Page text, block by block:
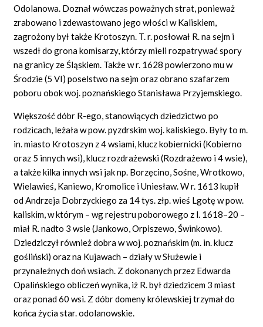
Odolanowa. Doznał wówczas poważnych strat, ponieważ
zrabowano i zdewastowano jego włości w Kaliskiem,
zagrożony był także Krotoszyn. T. r. posłował R. na sejm i
wszedł do grona komisarzy, którzy mieli rozpatrywać spory
na granicy ze Śląskiem. Także w r. 1628 powierzono mu w
Środzie (5 VI) poselstwo na sejm oraz obrano szafarzem
poboru obok woj. poznańskiego Stanisława Przyjemskiego.
Większość dóbr R-ego, stanowiących dziedzictwo po
rodzicach, leżała w pow. pyzdrskim woj. kaliskiego. Były to m.
in. miasto Krotoszyn z 4 wsiami, klucz kobiernicki (Kobierno
oraz 5 innych wsi), klucz rozdrażewski (Rozdrażewo i 4 wsie),
a także kilka innych wsi jak np. Borzęcino, Sośne, Wrotkowo,
Wielawieś, Kaniewo, Kromolice i Uniesław. W r. 1613 kupił
od Andrzeja Dobrzyckiego za 14 tys. złp. wieś Lgotę w pow.
kaliskim, w którym – wg rejestru poborowego z l. 1618–20 –
miał R. nadto 3 wsie (Jankowo, Orpiszewo, Świnkowo).
Dziedziczył również dobra w woj. poznańskim (m. in. klucz
gośliński) oraz na Kujawach – działy w Służewie i
przynależnych doń wsiach. Z dokonanych przez Edwarda
Opalińskiego obliczeń wynika, iż R. był dziedzicem 3 miast
oraz ponad 60 wsi. Z dóbr domeny królewskiej trzymał do
końca życia star. odolanowskie.